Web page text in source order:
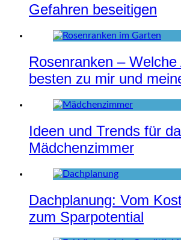
Gefahren beseitigen
Rosenranken –
besten zu mir und
Ideen und Trends für
Mädchenzimmer
Dachplanung: Vom
zum Sparpotential